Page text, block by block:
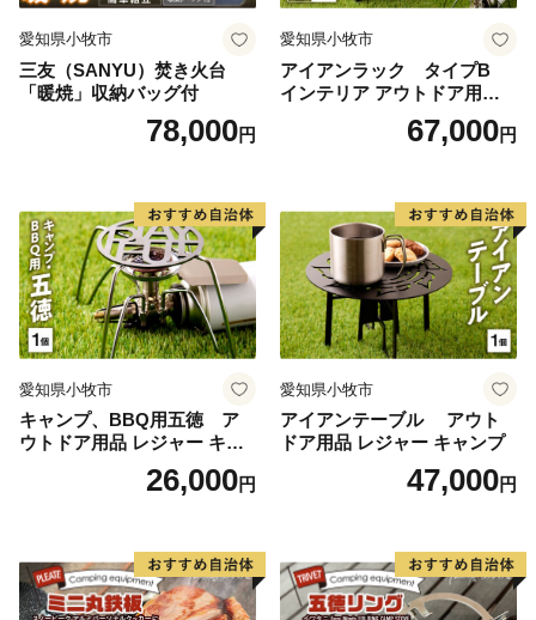
愛知県小牧市
三友（SANYU）焚き火台
「暖焼」収納バッグ付
78,000円
愛知県小牧市
アイアンラック タイプB
インテリア アウトドア用品
レジャー キャンプ67,000円
愛知県小牧市
キャンプ、BBQ用五徳 ア
ウトドア用品 レジャー キャ
ンプ バーベキュー BBQ 五徳
26,000円
愛知県小牧市
アイアンテーブル アウト
ドア用品 レジャー キャンプ
47,000円